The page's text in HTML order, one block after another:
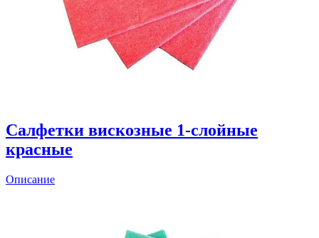
Салфетки вискозные 1-слойные
красные
Описание